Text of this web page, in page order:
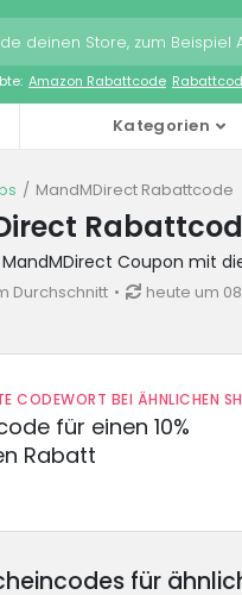
Amazon Rabattcode
Kategorien
MandMDirect Rabattcode
Coupon mit
Durchschnitt heute um
CODEWORT BEI ÄHNLICHEN
für einen 10%
Rabatt
für